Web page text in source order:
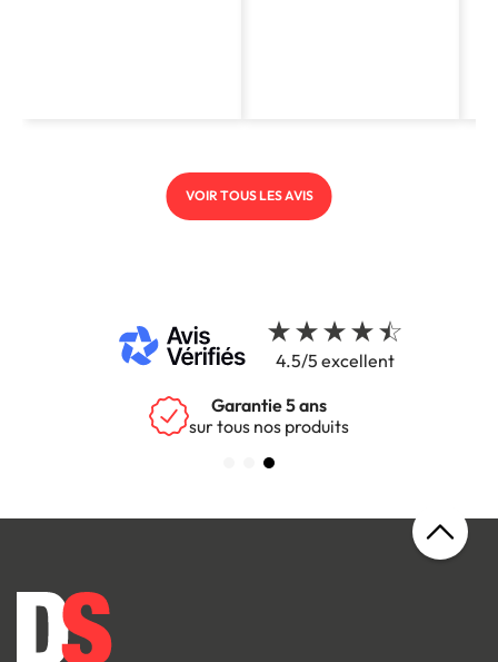
VOIR TOUS LES AVIS
4.5/5 excellent
Garantie 5 ans
sur tous nos produits